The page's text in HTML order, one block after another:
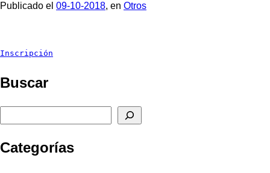
Publicado el 09-10-2018, en Otros
Inscripción
Buscar
Categorías